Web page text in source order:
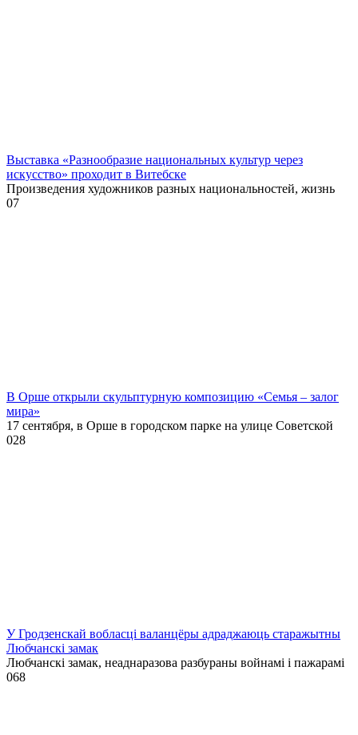
Выставка «Разнообразие национальных культур через
искусство» проходит в Витебске
Произведения художников разных национальностей, жизнь
07
В Орше открыли скульптурную композицию «Семья – залог
мира»
17 сентября, в Орше в городском парке на улице Советской
028
У Гродзенскай вобласці валанцёры адраджаюць старажытны
Любчанскі замак
Любчанскі замак, неаднаразова разбураны войнамі і пажарамі
068